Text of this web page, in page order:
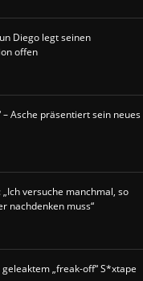
Diego legt seinen
offen
Asche präsentiert sein neues
versuche manchmal, so
nachdenken muss“
„freak-off“ S*xtape